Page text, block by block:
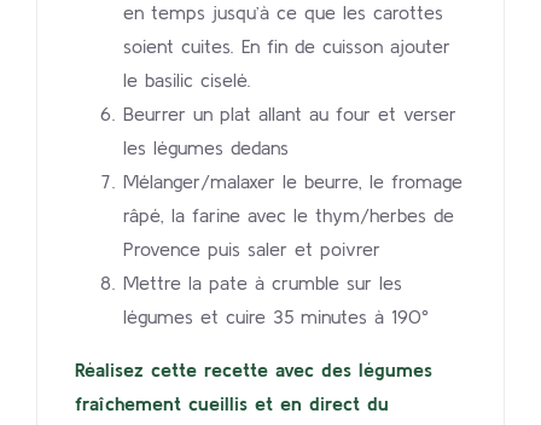
en temps jusqu’à ce que les carottes
soient cuites. En fin de cuisson ajouter
le basilic ciselé.
Beurrer un plat allant au four et verser
les légumes dedans
Mélanger/malaxer le beurre, le fromage
râpé, la farine avec le thym/herbes de
Provence puis saler et poivrer
Mettre la pate à crumble sur les
légumes et cuire 35 minutes à 190°
Réalisez cette recette avec des légumes
fraîchement cueillis et en direct du